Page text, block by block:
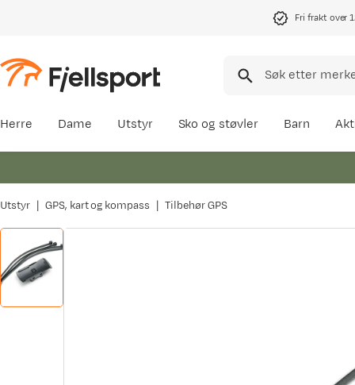
Fri frakt over
Herre Dame Utstyr Sko og støvler Barn
Utstyr GPS, kart og kompass Tilbehør GPS